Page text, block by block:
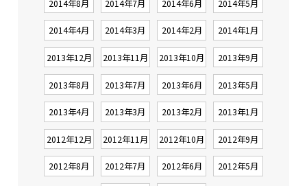
2014年8月 2014年7月 2014年6月 2014年5月
2014年4月 2014年3月 2014年2月 2014年1月
2013年12月 2013年11月 2013年10月 2013年9月
2013年8月 2013年7月 2013年6月 2013年5月
2013年4月 2013年3月 2013年2月 2013年1月
2012年12月 2012年11月 2012年10月 2012年9月
2012年8月 2012年7月 2012年6月 2012年5月